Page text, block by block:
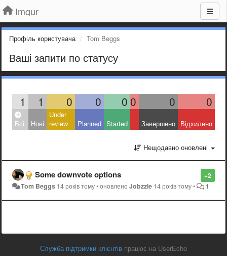
Imgur
Профіль користувача Tom Beggs
Ваші запити по статусу
1 1 0 0 0 0 0 0
Всі Нові
Under
review
Planned Started Завершено Відхилено
Нещодавно оновлені
+2
Some downvote options
Tom Beggs 14 років тому•оновленоJobzzle 14 років тому• 1
Служба підтримки клієнтів працює на UserEcho